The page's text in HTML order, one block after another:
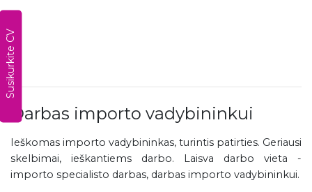
Susikurkite CV
Darbas importo vadybininkui
Ieškomas importo vadybininkas, turintis patirties. Geriausi
skelbimai, ieškantiems darbo. Laisva darbo vieta -
importo specialisto darbas, darbas importo vadybininkui.